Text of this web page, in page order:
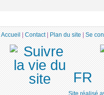
Accueil|Contact|Plan du site|Se
FR
Site réalisé